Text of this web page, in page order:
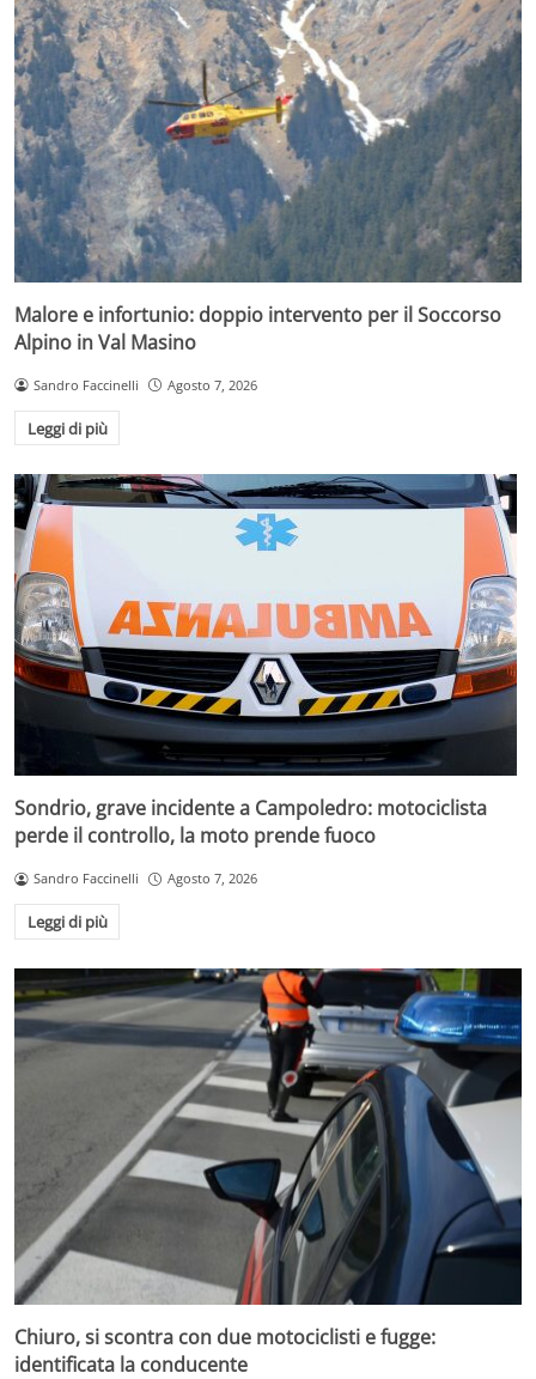
Malore e infortunio: doppio intervento per il Soccorso
Alpino in Val Masino
Sandro Faccinelli Agosto 7, 2026
Leggi di più
Sondrio, grave incidente a Campoledro: motociclista
perde il controllo, la moto prende fuoco
Sandro Faccinelli Agosto 7, 2026
Leggi di più
Chiuro, si scontra con due motociclisti e fugge:
identificata la conducente